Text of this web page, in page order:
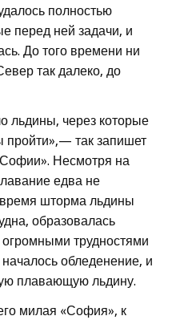
полностью
перед ней задачи, и
До того времени ни
так далеко, до
льдины, через которые
пройти»,— так запишет
Несмотря на
едва не
время шторма льдины
образовалась
трудностями
обледенение, и
плавающую льдину.
милая «София», к